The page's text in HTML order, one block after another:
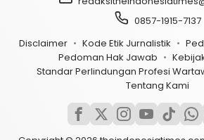
0857-1915-7137
Disclaimer
Kode Etik Jurnalistik
Pedoman Hak Jawab
Standar Perlindungan Profesi
Tentang Kami